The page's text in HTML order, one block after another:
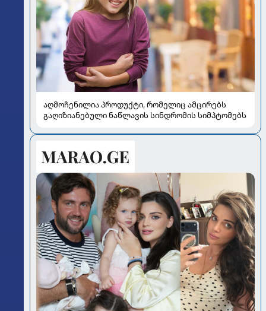
აღმოჩენილია პროდუქტი, რომელიც ამცირებს
გაღიზიანებული ნაწლავის სინდრომის სიმპტომებს